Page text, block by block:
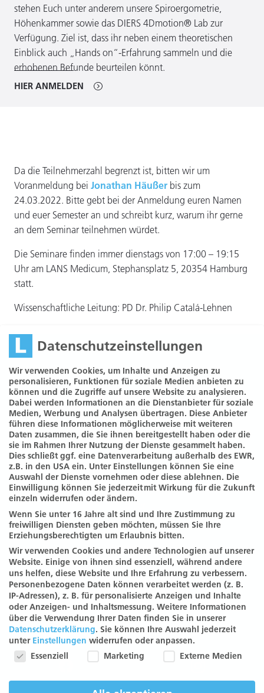
stehen Euch unter anderem unsere Spiroergometrie,
Höhenkammer sowie das DIERS 4Dmotion® Lab zur
Verfügung. Ziel ist, dass ihr neben einem theoretischen
Einblick auch „Hands on“-Erfahrung sammeln und die
erhobenen Befunde beurteilen könnt.
HIER ANMELDEN
Da die Teilnehmerzahl begrenzt ist, bitten wir um
Voranmeldung bei Jonathan Häußer bis zum
24.03.2022. Bitte gebt bei der Anmeldung euren Namen
und euer Semester an und schreibt kurz, warum ihr gerne
an dem Seminar teilnehmen würdet.
Die Seminare finden immer dienstags von 17:00 – 19:15
Uhr am LANS Medicum, Stephansplatz 5, 20354 Hamburg
statt.
Wissenschaftliche Leitung: PD Dr. Philip Catalá-Lehnen
Lanserhof
Press
Career
SHOP
Impressum
Barrierefreiheit
Datenschutzerklärung
Datenschutzeinstellungen
Datenschutzeinstellungen
Wir verwenden Cookies, um Inhalte und Anzeigen zu
personalisieren, Funktionen für soziale Medien anbieten zu
können und die Zugriffe auf unsere Website zu analysieren.
Dabei werden Informationen an die Dienstanbieter für soziale
Medien, Werbung und Analysen übertragen. Diese Anbieter
führen diese Informationen möglicherweise mit weiteren
Daten zusammen, die Sie ihnen bereitgestellt haben oder die
sie im Rahmen Ihrer Nutzung der Dienste gesammelt haben.
Dies schließt ggf. eine Datenverarbeitung außerhalb des EWR,
z.B. in den USA ein. Unter Einstellungen können Sie eine
Auswahl der Dienste vornehmen oder diese ablehnen. Die
Einwilligung können Sie jederzeit mit Wirkung für die Zukunft
einzeln widerrufen oder ändern.
Wenn Sie unter 16 Jahre alt sind und Ihre Zustimmung zu
freiwilligen Diensten geben möchten, müssen Sie Ihre
Erziehungsberechtigten um Erlaubnis bitten.
Wir verwenden Cookies und andere Technologien auf unserer
Website. Einige von ihnen sind essenziell, während andere
uns helfen, diese Website und Ihre Erfahrung zu verbessern.
Personenbezogene Daten können verarbeitet werden (z. B.
IP-Adressen), z. B. für personalisierte Anzeigen und Inhalte
oder Anzeigen- und Inhaltsmessung. Weitere Informationen
über die Verwendung Ihrer Daten finden Sie in unserer
Datenschutzerklärung. Sie können Ihre Auswahl jederzeit
unter Einstellungen widerrufen oder anpassen.
Datenschutzeinstellungen
Essenziell Marketing Externe Medien